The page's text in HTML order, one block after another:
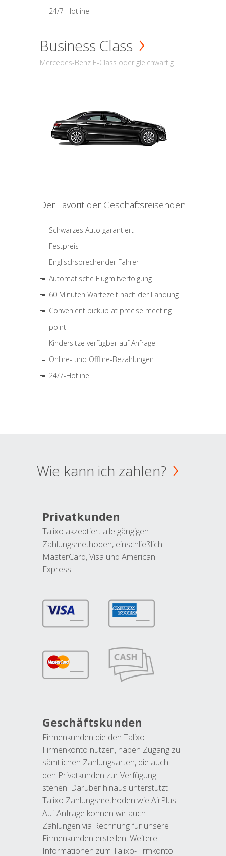
24/7-Hotline
Business Class
Mercedes-Benz E-Class oder gleichwärtig
Der Favorit der Geschäftsreisenden
Schwarzes Auto garantiert
Festpreis
Englischsprechender Fahrer
Automatische Flugmitverfolgung
60 Minuten Wartezeit nach der Landung
Convenient pickup at precise meeting
point
Kindersitze verfügbar auf Anfrage
Online- und Offline-Bezahlungen
24/7-Hotline
Wie kann ich zahlen?
Privatkunden
Talixo akzeptiert alle gängigen
Zahlungsmethoden, einschließlich
MasterCard, Visa und American
Express.
Geschäftskunden
Firmenkunden die den Talixo-
Firmenkonto nutzen, haben Zugang zu
sämtlichen Zahlungsarten, die auch
den Privatkunden zur Verfügung
stehen. Darüber hinaus unterstützt
Talixo Zahlungsmethoden wie AirPlus.
Auf Anfrage können wir auch
Zahlungen via Rechnung für unsere
Firmenkunden erstellen. Weitere
Informationen zum Talixo-Firmkonto